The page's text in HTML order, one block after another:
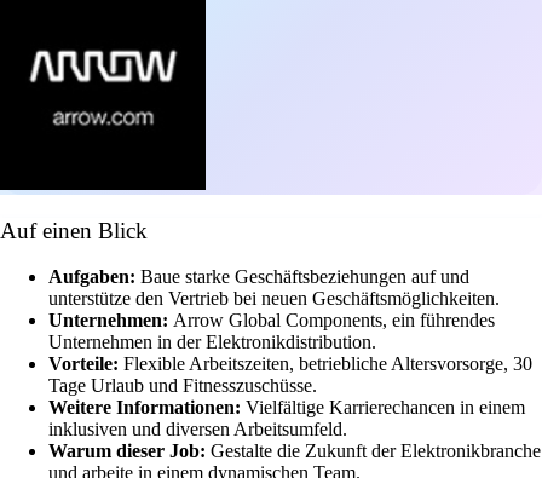
Auf einen Blick
Aufgaben: Baue starke Geschäftsbeziehungen auf und
unterstütze den Vertrieb bei neuen Geschäftsmöglichkeiten.
Unternehmen: Arrow Global Components, ein führendes
Unternehmen in der Elektronikdistribution.
Vorteile: Flexible Arbeitszeiten, betriebliche Altersvorsorge, 30
Tage Urlaub und Fitnesszuschüsse.
Weitere Informationen: Vielfältige Karrierechancen in einem
inklusiven und diversen Arbeitsumfeld.
Warum dieser Job: Gestalte die Zukunft der Elektronikbranche
und arbeite in einem dynamischen Team.